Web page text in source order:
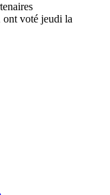
voté jeudi la